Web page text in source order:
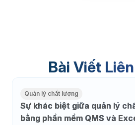
Bài Viết
Quản lý chất lượng
Sự khác biệt giữa quản lý
bằng phần mềm QMS và